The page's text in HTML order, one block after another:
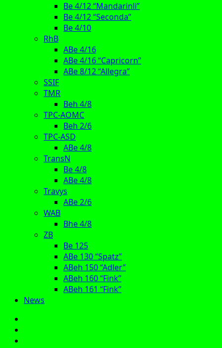
Be 4/12 “Mandarinli”
Be 4/12 “Seconda”
Be 4/10
RhB
ABe 4/16
ABe 4/16 “Capricorn”
ABe 8/12 “Allegra”
SSIF
TMR
Beh 4/8
TPC-AOMC
Beh 2/6
TPC-ASD
ABe 4/8
TransN
Be 4/8
ABe 4/8
Travys
ABe 2/6
WAB
Bhe 4/8
ZB
Be 125
ABe 130 “Spatz”
ABeh 150 “Adler”
ABeh 160 “Fink”
ABeh 161 “Fink”
News